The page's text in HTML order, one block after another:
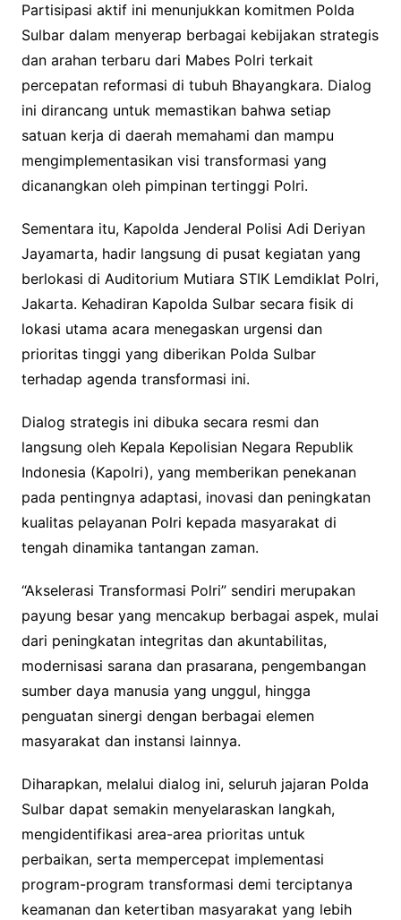
Partisipasi aktif ini menunjukkan komitmen Polda
Sulbar dalam menyerap berbagai kebijakan strategis
dan arahan terbaru dari Mabes Polri terkait
percepatan reformasi di tubuh Bhayangkara. Dialog
ini dirancang untuk memastikan bahwa setiap
satuan kerja di daerah memahami dan mampu
mengimplementasikan visi transformasi yang
dicanangkan oleh pimpinan tertinggi Polri.
Sementara itu, Kapolda Jenderal Polisi Adi Deriyan
Jayamarta, hadir langsung di pusat kegiatan yang
berlokasi di Auditorium Mutiara STIK Lemdiklat Polri,
Jakarta. Kehadiran Kapolda Sulbar secara fisik di
lokasi utama acara menegaskan urgensi dan
prioritas tinggi yang diberikan Polda Sulbar
terhadap agenda transformasi ini.
Dialog strategis ini dibuka secara resmi dan
langsung oleh Kepala Kepolisian Negara Republik
Indonesia (Kapolri), yang memberikan penekanan
pada pentingnya adaptasi, inovasi dan peningkatan
kualitas pelayanan Polri kepada masyarakat di
tengah dinamika tantangan zaman.
“Akselerasi Transformasi Polri” sendiri merupakan
payung besar yang mencakup berbagai aspek, mulai
dari peningkatan integritas dan akuntabilitas,
modernisasi sarana dan prasarana, pengembangan
sumber daya manusia yang unggul, hingga
penguatan sinergi dengan berbagai elemen
masyarakat dan instansi lainnya.
Diharapkan, melalui dialog ini, seluruh jajaran Polda
Sulbar dapat semakin menyelaraskan langkah,
mengidentifikasi area-area prioritas untuk
perbaikan, serta mempercepat implementasi
program-program transformasi demi terciptanya
keamanan dan ketertiban masyarakat yang lebih